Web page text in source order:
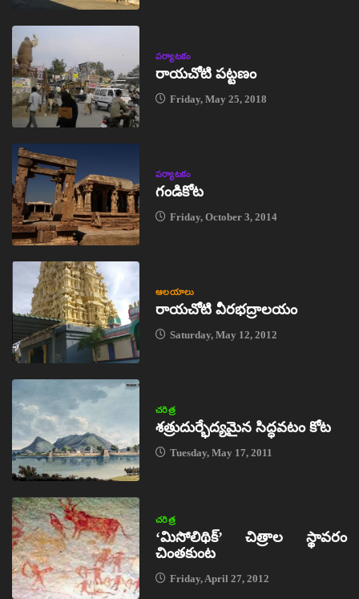
పర్యాటకం
రాయచోటి పట్టణం
Friday, May 25, 2018
పర్యాటకం
గండికోట
Friday, October 3, 2014
ఆలయాలు
రాయచోటి వీరభద్రాలయం
Saturday, May 12, 2012
చరిత్ర
శత్రుదుర్భేద్యమైన సిద్ధవటం కోట
Tuesday, May 17, 2011
చరిత్ర
‘మిసోలిథిక్‌’ చిత్రాల స్థావరం
చింతకుంట
Friday, April 27, 2012